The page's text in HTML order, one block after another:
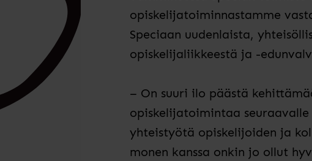
opiskelijatoiminnastamme
Speciaan uudenlaista,
opiskelijaliikkeestä ja -
– On suuri ilo päästä
opiskelijatoimintaa
yhteistyötä opiskelijoiden ja
monen kanssa onkin jo ollut